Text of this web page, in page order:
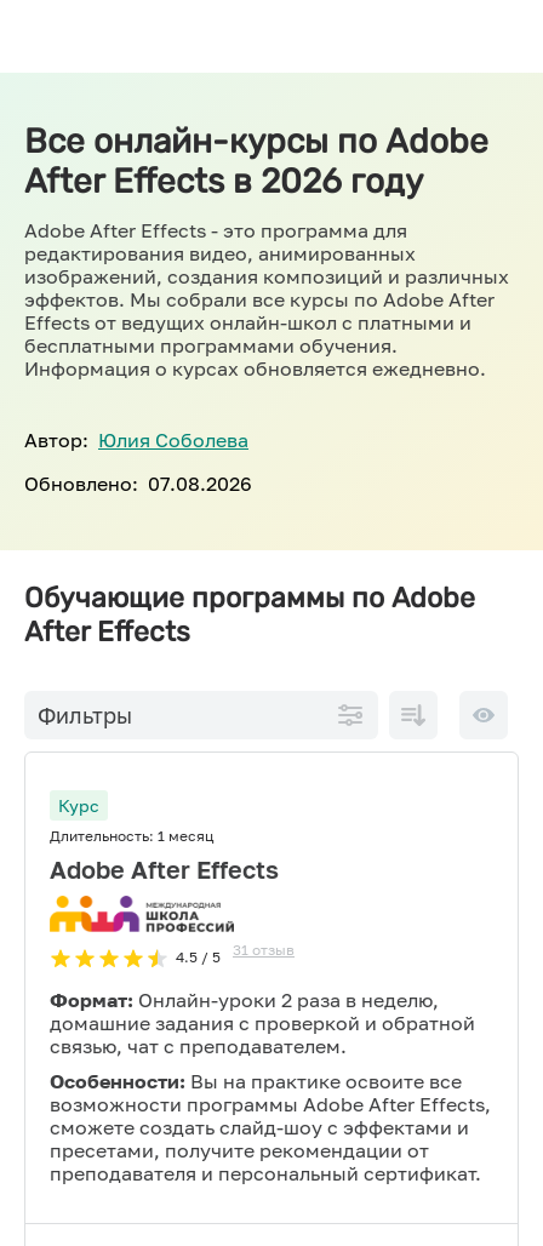
Все онлайн-курсы по Adobe
After Effects в 2026 году
Adobe After Effects - это программа для
редактирования видео, анимированных
изображений, создания композиций и различных
эффектов. Мы собрали все курсы по Adobe After
Effects от ведущих онлайн-школ с платными и
бесплатными программами обучения.
Информация о курсах обновляется ежедневно.
Автор: Юлия Соболева
Обновлено: 07.08.2026
Обучающие программы по Adobe
After Effects
Фильтры
возрастанию
10 на
Курс
Длительность: 1 месяц
Adobe After Effects
4.5/ 5 31 отзыв
Формат: Онлайн-уроки 2 раза в неделю,
домашние задания с проверкой и обратной
связью, чат с преподавателем.
Особенности: Вы на практике освоите все
возможности программы Adobe After Effects,
сможете создать слайд-шоу с эффектами и
пресетами, получите рекомендации от
преподавателя и персональный сертификат.